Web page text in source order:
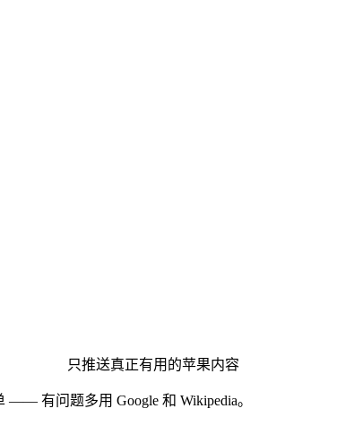
只推送真正有用的苹果内容
有问题多用 Google 和 Wikipedia。